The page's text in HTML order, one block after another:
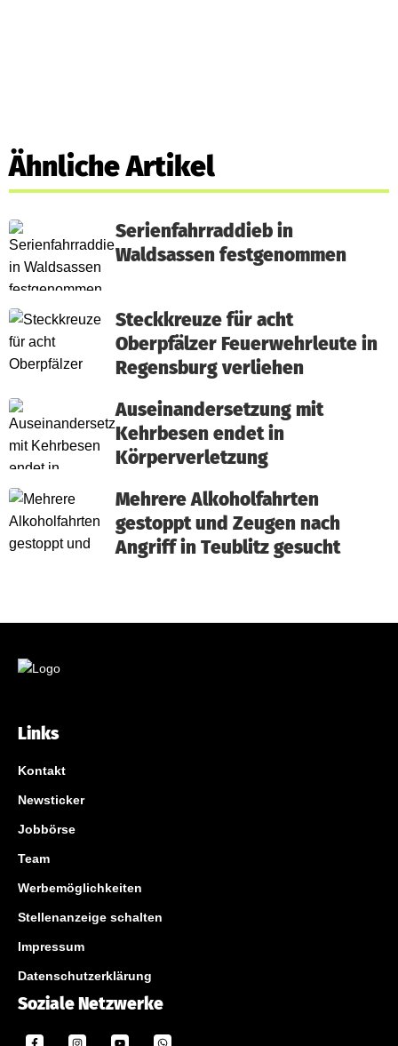
Ähnliche Artikel
Serienfahrraddieb in
Waldsassen festgenommen
Steckkreuze für acht
Oberpfälzer Feuerwehrleute in
Regensburg verliehen
Auseinandersetzung mit
Kehrbesen endet in
Körperverletzung
Mehrere Alkoholfahrten
gestoppt und Zeugen nach
Angriff in Teublitz gesucht
Links
Kontakt
Newsticker
Jobbörse
Team
Werbemöglichkeiten
Stellenanzeige schalten
Impressum
Datenschutzerklärung
Soziale Netzwerke